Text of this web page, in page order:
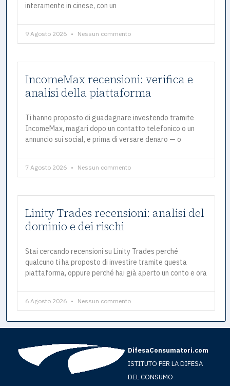
interamente in cinese, con un
9 Agosto 2026 Nessun commento
IncomeMax recensioni: verifica e
analisi della piattaforma
Ti hanno proposto di guadagnare investendo tramite
IncomeMax, magari dopo un contatto telefonico o un
annuncio sui social, e prima di versare denaro — o
7 Agosto 2026 Nessun commento
Linity Trades recensioni: analisi del
dominio e dei rischi
Stai cercando recensioni su Linity Trades perché
qualcuno ti ha proposto di investire tramite questa
piattaforma, oppure perché hai già aperto un conto e ora
6 Agosto 2026 Nessun commento
DifesaConsumatori.com
ISTITUTO PER LA DIFESA
DEL CONSUMO